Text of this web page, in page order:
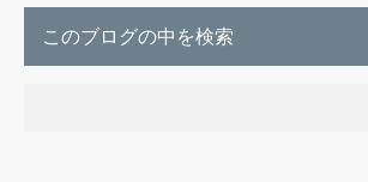
このブログの中を検索